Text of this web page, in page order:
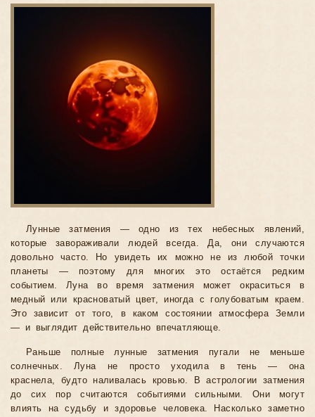
Лунные затмения — одно из тех небесных явлений,
которые завораживали людей всегда. Да, они случаются
довольно часто. Но увидеть их можно не из любой точки
планеты — поэтому для многих это остаётся редким
событием. Луна во время затмения может окраситься в
медный или красноватый цвет, иногда с голубоватым краем.
Это зависит от того, в каком состоянии атмосфера Земли
— и выглядит действительно впечатляюще.
Раньше полные лунные затмения пугали не меньше
солнечных. Луна не просто уходила в тень — она
краснела, будто наливалась кровью. В астрологии затмения
до сих пор считаются событиями сильными. Они могут
влиять на судьбу и здоровье человека. Насколько заметно